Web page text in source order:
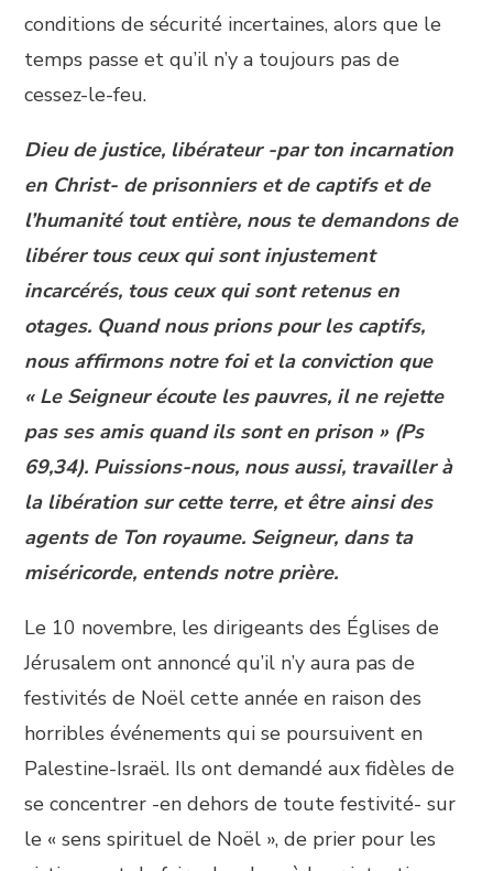
conditions de sécurité incertaines, alors que le
temps passe et qu’il n’y a toujours pas de
cessez-le-feu.
Dieu de justice, libérateur -par ton incarnation
en Christ- de prisonniers et de captifs et de
l’humanité tout entière, nous te demandons de
libérer tous ceux qui sont injustement
incarcérés, tous ceux qui sont retenus en
otages. Quand nous prions pour les captifs,
nous affirmons notre foi et la conviction que
« Le Seigneur écoute les pauvres, il ne rejette
pas ses amis quand ils sont en prison » (Ps
69,34). Puissions-nous, nous aussi, travailler à
la libération sur cette terre, et être ainsi des
agents de Ton royaume. Seigneur, dans ta
miséricorde, entends notre prière.
Le 10 novembre, les dirigeants des Églises de
Jérusalem ont annoncé qu’il n’y aura pas de
festivités de Noël cette année en raison des
horribles événements qui se poursuivent en
Palestine-Israël. Ils ont demandé aux fidèles de
se concentrer -en dehors de toute festivité- sur
le « sens spirituel de Noël », de prier pour les